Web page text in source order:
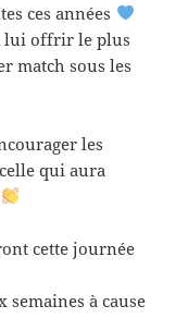
ces années
lui offrir le plus
match sous les
les
qui aura
cette journée
à cause